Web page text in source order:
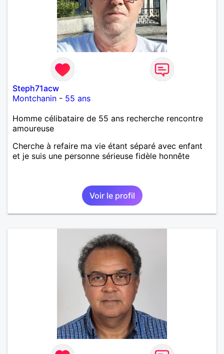
Steph71acw
Montchanin - 55 ans
Homme célibataire de 55 ans recherche rencontre
amoureuse
Cherche à refaire ma vie étant séparé avec enfant
et je suis une personne sérieuse fidèle honnête
Voir le profil